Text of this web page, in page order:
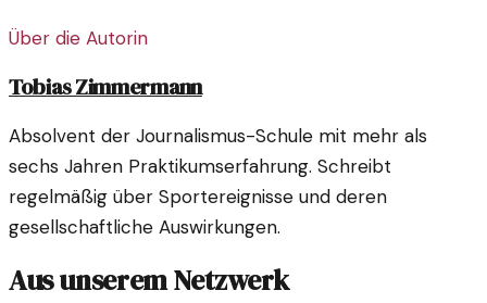
Über die Autorin
Tobias Zimmermann
Absolvent der Journalismus-Schule mit mehr als
sechs Jahren Praktikumserfahrung. Schreibt
regelmäßig über Sportereignisse und deren
gesellschaftliche Auswirkungen.
Aus unserem Netzwerk